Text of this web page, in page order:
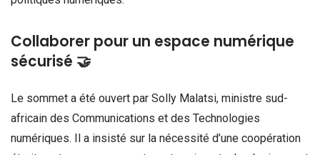
Collaborer pour un espace numérique
sécurisé 🤝
Le sommet a été ouvert par Solly Malatsi, ministre sud-
africain des Communications et des Technologies
numériques. Il a insisté sur la nécessité d’une coopération